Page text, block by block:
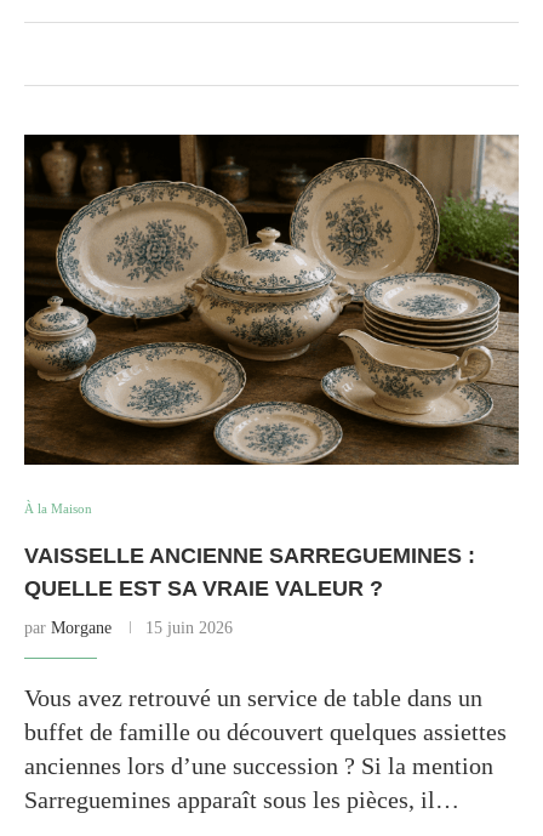
À la Maison
VAISSELLE ANCIENNE SARREGUEMINES :
QUELLE EST SA VRAIE VALEUR ?
par Morgane 15 juin 2026
Vous avez retrouvé un service de table dans un
buffet de famille ou découvert quelques assiettes
anciennes lors d’une succession ? Si la mention
Sarreguemines apparaît sous les pièces, il…